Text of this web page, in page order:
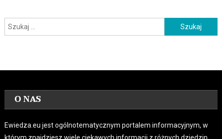
Szukaj:
O NAS
Ewiedza.eu jest ogólnotematycznym portalem informacyjnym, w